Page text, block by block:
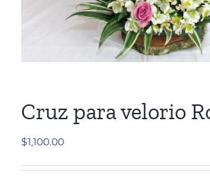
Cruz para velorio
$1,100.00